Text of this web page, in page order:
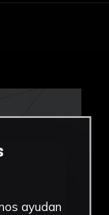
ayudan